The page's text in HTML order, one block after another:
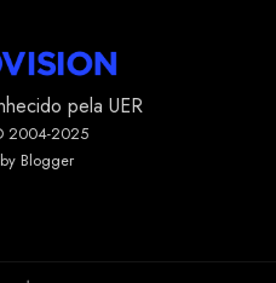
pela UER
2004-2025
Blogger